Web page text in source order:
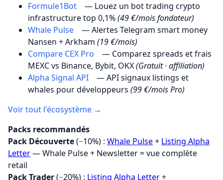
Formule1Bot
— Louez un bot trading crypto
infrastructure top 0,1%(49 €/mois fondateur)
Whale Pulse
— Alertes Telegram smart money
Nansen + Arkham (19 €/mois)
Compare CEX Pro
— Comparez spreads et frais
MEXC vs Binance, Bybit, OKX(Gratuit · affiliation)
Alpha Signal API
— API signaux listings et
whales pour développeurs (99 €/mois Pro)
Voir tout l'écosystème →
Packs recommandés
Pack Découverte(−10%) : Whale Pulse+ Listing Alpha
Letter— Whale Pulse + Newsletter = vue complète
retail
Pack Trader(−20%) : Listing Alpha Letter+